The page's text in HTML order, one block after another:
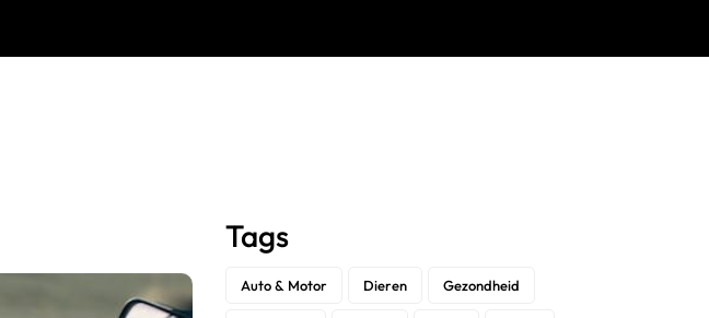
Tags
Auto & Motor Dieren Gezondheid